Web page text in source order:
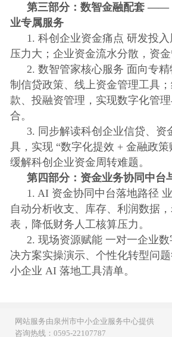
第三部分：数智金融配套 ——
业专属服务
1. 科创企业资金痛点 研发投
压力大；企业资金流水分散，资金
2. 数智管家核心服务 面向专
制信贷政策、线上资金管理工具
款、投融资管理，实现数字化管
合。
3. 同步解读科创企业信贷、资
具，实现 “数字化提效 + 金融政策
缓解科创企业资金周转难题。
第四部分：资金业务协同中台
1. AI 资金协同中台落地路径
自动分析收支、库存、利润数据
表，降低财务人工核算压力。
2. 现场资源赋能 一对一企业
决方案实操演示、个性化转型问
小企业 AI 落地工具清单。
网站服务由泉州市中小企业服务中心提供
咨询热线：0595-22107787